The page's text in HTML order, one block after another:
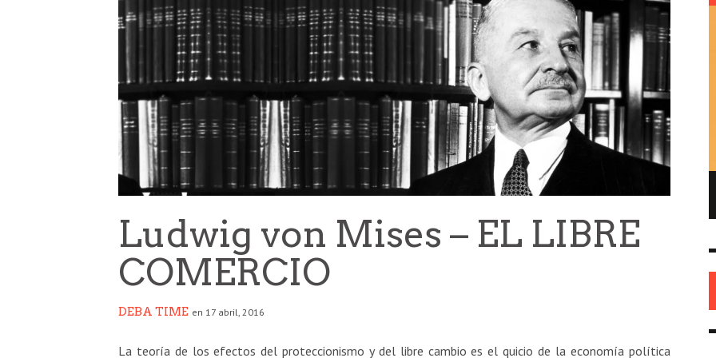
Ludwig von Mises – EL LIBRE
COMERCIO
DEBA TIME en 17 abril, 2016
La teoría de los efectos del proteccionismo y del libre cambio es el quicio de la economía política
ENRIQUE DE GANDIA – EL FUNDADOR DEL
HISTORIA 26 MAY